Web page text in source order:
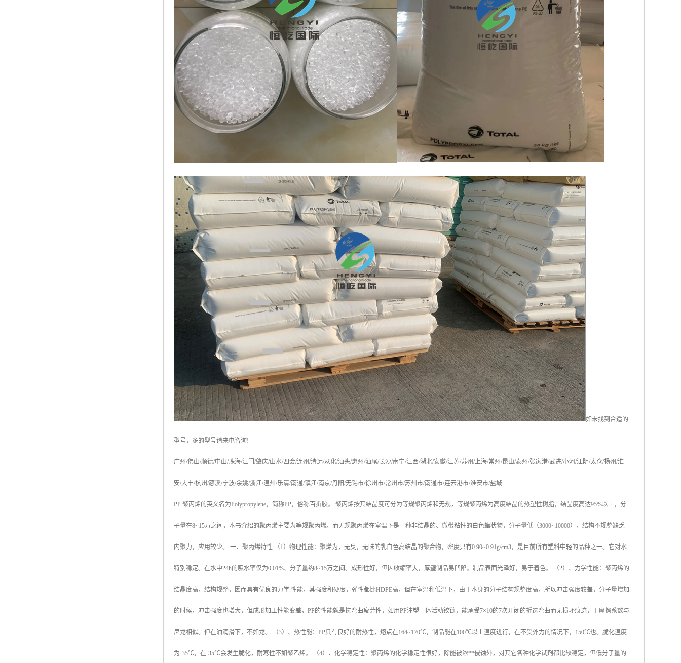
如未找到合适的
型号，多的型号请来电咨询!
广州/佛山/顺德/中山/珠海/江门 /肇庆/山水/四会/连州/清远/从化/汕头/惠州/汕尾/长沙/南宁/江西/湖北/安徽/江苏/苏州/上海/常州/昆山/泰州/张家港/武进/小河 /江阴/太仓/扬州/淮
安/大丰/杭州/慈溪/宁波/余姚/浙江/温州/乐清/南通/镇江/南京/丹阳/无锡市/徐州市/常州市/苏州市/南通市/连云港市/淮安市/盐城
PP 聚丙烯的英文名为Polypropylene，简称PP ，俗称百折胶。 聚丙烯按其结晶度可分为等规聚丙烯和无规，等规聚丙烯为高度结晶的热塑性树脂，结晶度高达95%以上，分
子量在8~15万之间，本书介绍的聚丙烯主要为等规聚丙烯。而无规聚丙烯在室温下是一种非结晶的、微带粘性的白色蜡状物，分子量低（3000~10000），结构不规整缺乏
内聚力，应用较少。 一、聚丙烯特性 （1）物理性能：聚烯为，无臭，无味的乳白色高结晶的聚合物，密度只有0.90~0.91g/cm3，是目前所有塑料中轻的品种之一。它对水
特别稳定。在水中24h的吸水率仅为0.01%、分子量约8~15万之间。成形性好，但因收缩率大，厚璧制品易凹陷。制品表面光泽好，易于着色。 （2）、力学性能：聚丙烯的
结晶度高，结构规整，因而具有优良的力学.性能，其强度和硬度，弹性都比HDPE高，但在室温和低温下，由于本身的分子结构规整度高，所以冲击强度较差，分子量增加
的时候，冲击强度也增大，但成形加工性能变差， PP的性能就是抗弯曲疲劳性，如用PP注塑一体活动铰链，能承受7×10的7次开闭的折迭弯曲而无损坏痕迹，干摩擦系数与
尼龙相似。但在油润滑下，不如龙。 （3）、热性能： PP具有良好的耐热性，熔点在164~170℃，制品能在100℃以上温度进行，在不受外力的情况下， 150℃也。脆化温度
为-35℃，在-35℃会发生脆化，耐寒性不如聚乙烯。 （4）、化学稳定性：聚丙烯的化学稳定性很好，除能被浓**侵蚀外，对其它各种化学试剂都比较稳定，但低分子量的